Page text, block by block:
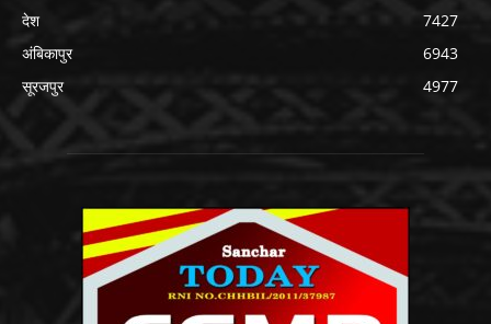
देश
7427
अंबिकापुर
6943
सूरजपुर
4977